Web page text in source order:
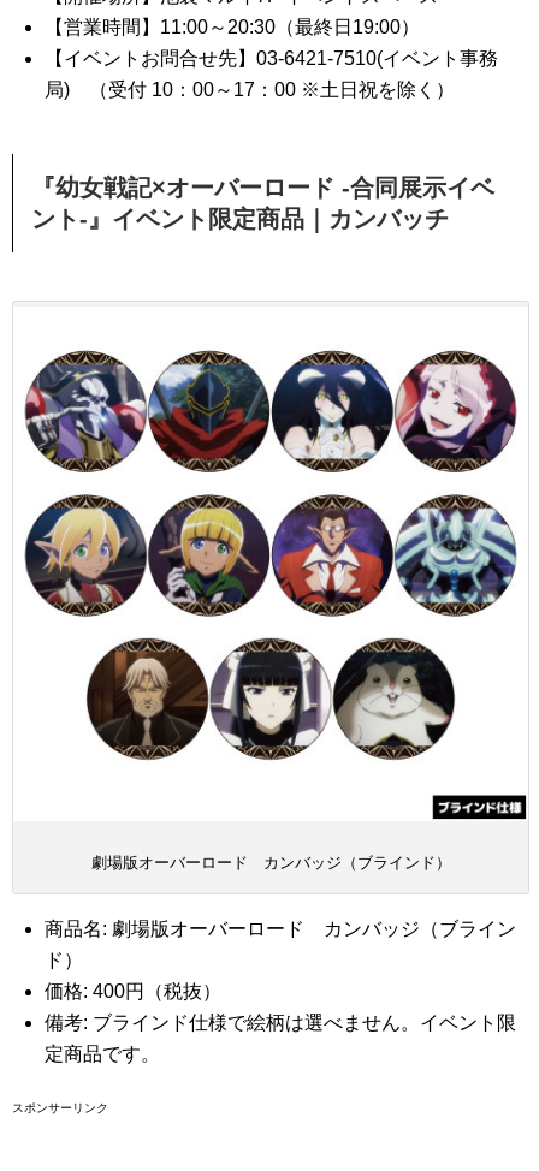
【営業時間】11:00～20:30（最終日19:00）
【イベントお問合せ先】03-6421-7510(イベント事務
局) （受付 10：00～17：00 ※土日祝を除く）
『幼女戦記×オーバーロード -合同展示イベ
ント-』イベント限定商品｜カンバッチ
劇場版オーバーロード カンバッジ（ブラインド）
商品名: 劇場版オーバーロード カンバッジ（ブライン
ド）
価格: 400円（税抜）
備考: ブラインド仕様で絵柄は選べません。イベント限
定商品です。
スポンサーリンク